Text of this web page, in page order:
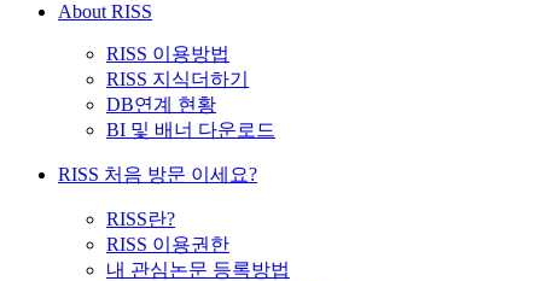
About RISS
RISS 이용방법
RISS 지식더하기
DB연계 현황
BI 및 배너 다운로드
RISS 처음 방문 이세요?
RISS란?
RISS 이용권한
내 관심논문 등록방법